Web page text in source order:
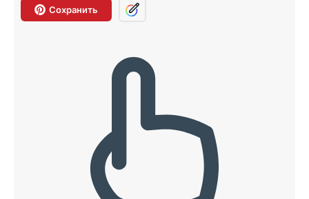
Сохранить